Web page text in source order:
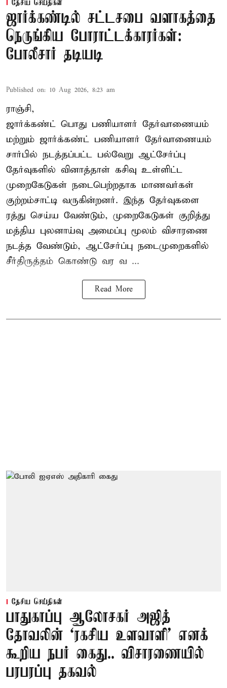
தேசிய செய்திகள்
ஜார்க்கண்டில் சட்டசபை வளாகத்தை
நெருங்கிய போராட்டக்காரர்கள்:
போலீசார் தடியடி
Published on: 10 Aug 2026, 8:23 am
ராஞ்சி,
ஜார்க்கண்ட் பொது பணியாளர் தேர்வாணையம்
மற்றும் ஜார்க்கண்ட் பணியாளர் தேர்வாணையம்
சார்பில் நடத்தப்பட்ட பல்வேறு ஆட்சேர்ப்பு
தேர்வுகளில் வினாத்தாள் கசிவு உள்ளிட்ட
முறைகேடுகள் நடைபெற்றதாக மாணவர்கள்
குற்றம்சாட்டி வருகின்றனர். இந்த தேர்வுகளை
ரத்து செய்ய வேண்டும், முறைகேடுகள் குறித்து
மத்திய புலனாய்வு அமைப்பு மூலம் விசாரணை
நடத்த வேண்டும், ஆட்சேர்ப்பு நடைமுறைகளில்
சீர்திருத்தம் கொண்டு வர வ ...
Read More
தேசிய செய்திகள்
பாதுகாப்பு ஆலோசகர் அஜித்
தோவலின் ‘ரகசிய உளவாளி’ எனக்
கூறிய நபர் கைது.. விசாரணையில்
பரபரப்பு தகவல்